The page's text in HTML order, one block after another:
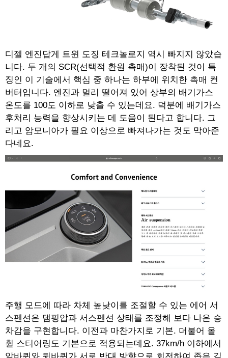
디젤 엔진답게 트윈 도징 테크놀로지 역시 빠지지 않았습
니다. 두 개의 SCR(선택적 환원 촉매)이 장착된 것이 특
징인 이 기술에서 핵심 중 하나는 하부에 위치한 촉매 컨
버터입니다. 엔진과 멀리 떨어져 있어 상부의 배기가스
온도를 100도 이하로 낮출 수 있는데요. 덕분에 배기가스
후처리 능력을 향상시키는 데 도움이 된다고 합니다. 그
리고 암모니아가 필요 이상으로 빠져나가는 것도 막아준
다네요.
주행 모드에 따라 차체 높낮이를 조절할 수 있는 에어 서
스펜션은 댐핑압과 서스펜션 상태를 조정해 보다 나은 승
차감을 구현합니다. 이전과 마찬가지로 기본. 더불어 올
휠 스티어링도 기본으로 적용되는데요. 37km/h 이하에서